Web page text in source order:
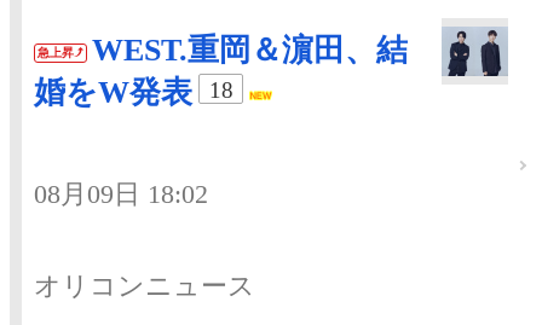
急上昇
WEST.重岡＆濵田、結
婚をW発表
18
08月09日 18:02
オリコンニュース